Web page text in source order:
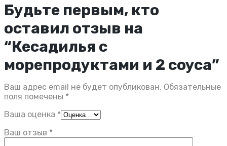
Будьте первым, кто
оставил отзыв на
“Кесадилья с
морепродуктами и 2 соуса”
Ваш адрес email не будет опубликован. Обязательные
поля помечены *
Ваша оценка *
Ваш отзыв *